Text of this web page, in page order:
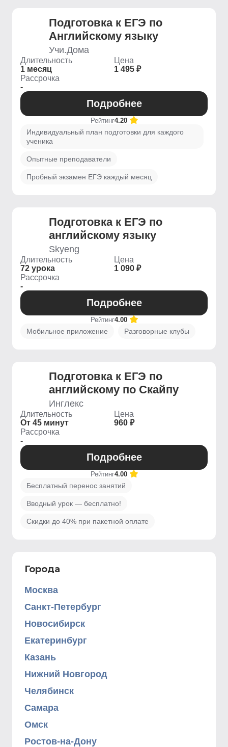
Подготовка к ЕГЭ по
Английскому языку
Учи.Дома
Длительность
1 месяц
Цена
1 495 ₽
Рассрочка
-
Подробнее
Рейтинг4.20
Индивидуальный план подготовки для каждого
ученика
Опытные преподаватели
Пробный экзамен ЕГЭ каждый месяц
Подготовка к ЕГЭ по
английскому языку
Skyeng
Длительность
72 урока
Цена
1 090 ₽
Рассрочка
-
Подробнее
Рейтинг4.00
Мобильное приложение Разговорные клубы
Подготовка к ЕГЭ по
английскому по Скайпу
Инглекс
Длительность
От 45 минут
Цена
960 ₽
Рассрочка
-
Подробнее
Рейтинг4.00
Бесплатный перенос занятий
Вводный урок — бесплатно!
Скидки до 40% при пакетной оплате
Города
Москва
Санкт-Петербург
Новосибирск
Екатеринбург
Казань
Нижний Новгород
Челябинск
Самара
Омск
Ростов-на-Дону